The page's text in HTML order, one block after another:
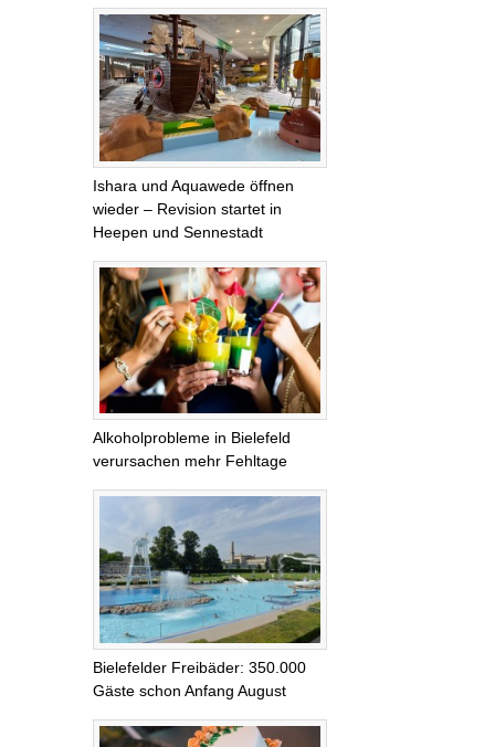
Ishara und Aquawede öffnen
wieder – Revision startet in
Heepen und Sennestadt
Alkoholprobleme in Bielefeld
verursachen mehr Fehltage
Bielefelder Freibäder: 350.000
Gäste schon Anfang August